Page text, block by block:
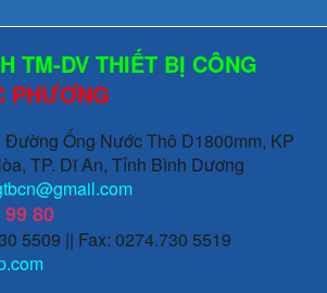
TM-DV THIẾT BỊ CÔNG
PHƯƠNG
Đường Ống Nước Thô D1800mm, KP
TP. Dĩ An, Tỉnh Bình Dương
80
5509 || Fax: 0274.730 5519